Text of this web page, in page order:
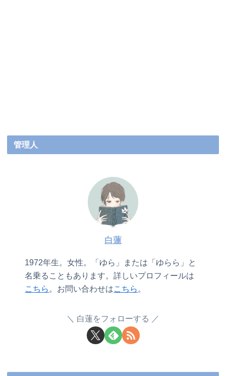
管理人
白蓮
1972年生。女性。「ゆら」または「ゆらら」と
名乗ることもあります。詳しいプロフィールは
こちら 。お問い合わせはこちら 。
白蓮をフォローする